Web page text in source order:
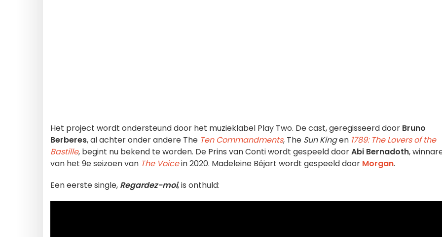
Het project wordt ondersteund door het muzieklabel Play Two. De cast, geregisseerd door Bruno
Berberes, al achter onder andere The Ten Commandments, The Sun Kingen 1789: The Lovers of the
Bastille, begint nu bekend te worden. De Prins van Conti wordt gespeeld doorAbi Bernadoth,
van het 9e seizoen van The Voicein 2020. Madeleine Béjart wordt gespeeld door Morgan.
Een eerste single, Regardez-moi, is onthuld: